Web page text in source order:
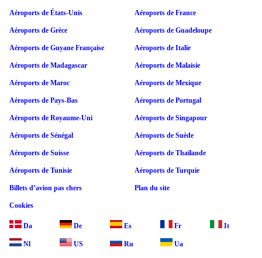
Aéroports de États-Unis Aéroports de France
Aéroports de Grèce Aéroports de Guadeloupe
Aéroports de Guyane Française Aéroports de Italie
Aéroports de Madagascar Aéroports de Malaisie
Aéroports de Maroc Aéroports de Mexique
Aéroports de Pays-Bas Aéroports de Portugal
Aéroports de Royaume-Uni Aéroports de Singapour
Aéroports de Sénégal Aéroports de Suède
Aéroports de Suisse Aéroports de Thaïlande
Aéroports de Tunisie Aéroports de Turquie
Billets d’avion pas chers Plan du site
Cookies
Da De Es Fr It
Nl US Ru Ua